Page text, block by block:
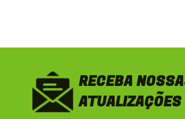
RECEBA
ATUALIZAÇÕES